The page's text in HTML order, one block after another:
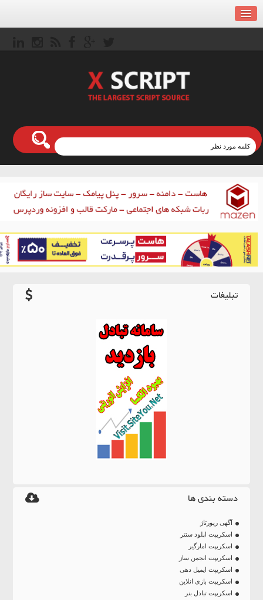
تبلیغات
دسته بندی ها
آگهی رپورتاژ
اسکریپت اپلود سنتر
اسکریپت امارگیر
اسکریپت انجمن ساز
اسکریپت ایمیل دهی
اسکریپت بازی انلاین
اسکریپت تبادل بنر